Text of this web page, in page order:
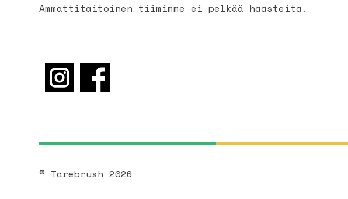
Ammattitaitoinen tiimimme ei pelkää haasteita.
© Tarebrush 2026